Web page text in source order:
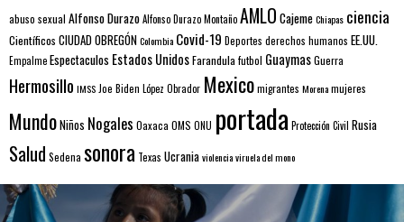
abuso sexual Alfonso DurazoAlfonso Durazo MontañoAMLO CajemeChiapas ciencia
Científicos CIUDAD OBREGÓNColombia Covid-19 Deportes derechos humanos EE.UU.
EmpalmeEspectaculos Estados UnidosFarandulafutbol GuaymasGuerra
Hermosillo IMSS Joe Biden López Obrador Mexicomigrantes Morenamujeres
MundoNiños Nogales Oaxaca OMS ONU portada Protección Civil Rusia
Salud Sedena sonora Texas Ucraniaviolenciaviruela del mono